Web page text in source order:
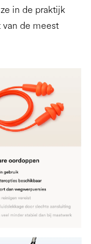
in de praktijk
de meest